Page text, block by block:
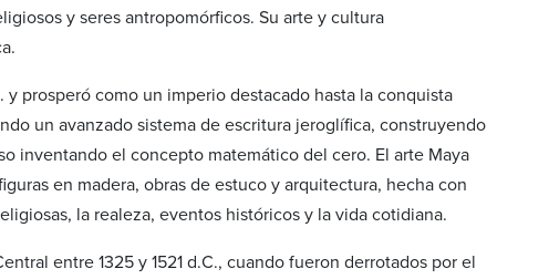
y seres antropomórficos. Su arte y cultura
prosperó como un imperio destacado hasta la conquista
un avanzado sistema de escritura jeroglífica, construyendo
inventando el concepto matemático del cero. El arte Maya
en madera, obras de estuco y arquitectura, hecha con
la realeza, eventos históricos y la vida cotidiana.
entre 1325 y 1521 d.C., cuando fueron derrotados por el